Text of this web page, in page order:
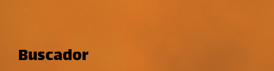
Buscador